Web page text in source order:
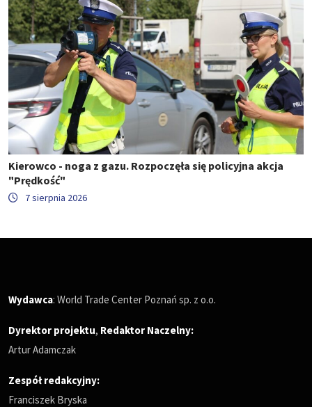
Kierowco - noga z gazu. Rozpoczęła się policyjna akcja
"Prędkość"
7 sierpnia 2026
Wydawca: World Trade Center Poznań sp. z o.o.
Dyrektor projektu, Redaktor Naczelny:
Artur Adamczak
Zespół redakcyjny:
Franciszek Bryska